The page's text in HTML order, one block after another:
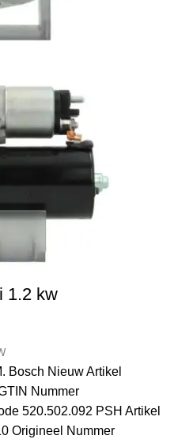
1.2 kw
Bosch Nieuw Artikel
Nummer
520.502.092 PSH Artikel
Origineel Nummer